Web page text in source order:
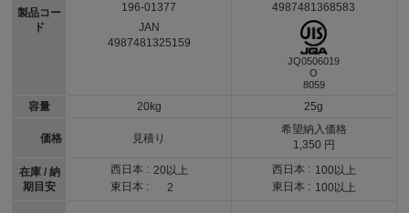
製品コー
ド
容量
価格
在庫 / 納
期目安
196-01377
JAN
4987481325159
20kg
見積り
西日本 : 20以上
東日本 :
2
4987481368583
JQ0506019
O
8059
25g
希望納入価格
1,350 円
西日本 : 100以上
東日本 : 100以上